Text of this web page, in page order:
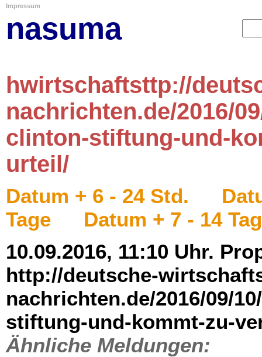
Impressum
nasuma
hwirtschaftsttp://
nachrichten.de/2016/
clinton-stiftung-und-
urteil/
Datum + 6 - 24 Std.
Tage
Datum + 7 - 14
10.09.2016, 11:10 Uhr.
http://deutsche-
nachrichten.de/2016/09/
stiftung-und-kommt-zu-
Ähnliche Meldungen: